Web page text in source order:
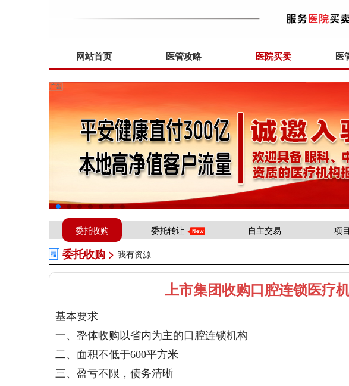
网站首页 医管攻略 医院买卖 医
委托收购 委托转让 自主交易 项
委托收购 > 我有资源
上市集团收购口腔连锁医疗
基本要求
一、整体收购以省内为主的口腔连锁机构
二、面积不低于600平方米
三、盈亏不限，债务清晰